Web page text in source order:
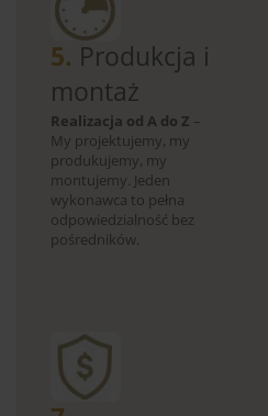
5. Produkcja i
montaż
Realizacja od A do Z –
My projektujemy, my
produkujemy, my
montujemy. Jeden
wykonawca to pełna
odpowiedzialność bez
pośredników.